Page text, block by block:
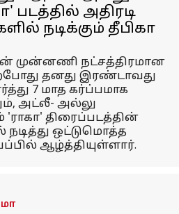
படத்தில் அதிரடி
நடிக்கும் தீபிகா
முன்னணி நட்சத்திரமான
தனது இரண்டாவது
7 மாத கர்ப்பமாக
அட்லீ- அல்லு
திரைப்படத்தின்
ஒட்டுமொத்த
ஆழ்த்தியுள்ளார்.